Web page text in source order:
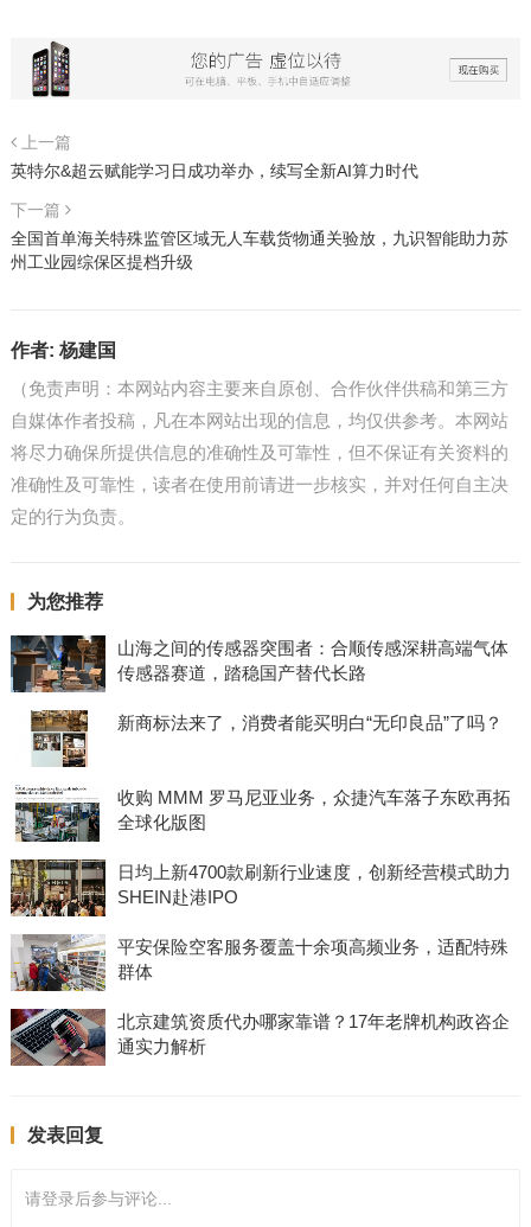
上一篇
英特尔&超云赋能学习日成功举办，续写全新AI算力时代
下一篇
全国首单海关特殊监管区域无人车载货物通关验放，九识智能助力苏
州工业园综保区提档升级
作者: 杨建国
（免责声明：本网站内容主要来自原创、合作伙伴供稿和第三方
自媒体作者投稿，凡在本网站出现的信息，均仅供参考。本网站
将尽力确保所提供信息的准确性及可靠性，但不保证有关资料的
准确性及可靠性，读者在使用前请进一步核实，并对任何自主决
定的行为负责。
为您推荐
山海之间的传感器突围者：合顺传感深耕高端气体
传感器赛道，踏稳国产替代长路
新商标法来了，消费者能买明白“无印良品”了吗？
收购 MMM 罗马尼亚业务，众捷汽车落子东欧再拓
全球化版图
日均上新4700款刷新行业速度，创新经营模式助力
SHEIN赴港IPO
平安保险空客服务覆盖十余项高频业务，适配特殊
群体
北京建筑资质代办哪家靠谱？17年老牌机构政咨企
通实力解析
发表回复
请登录后参与评论...